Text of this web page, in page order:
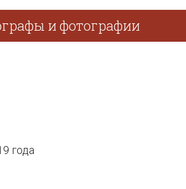
и фотографии
года